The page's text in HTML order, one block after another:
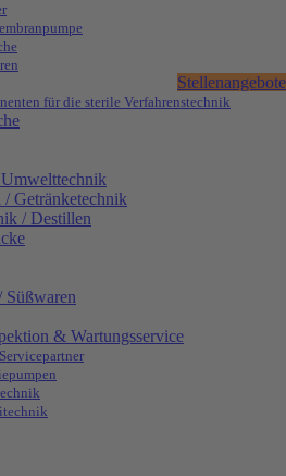
für die sterile Verfahrenstechnik
/ Getränketechnik
/ Destillen
Süßwaren
& Wartungsservice
Stellenangebote